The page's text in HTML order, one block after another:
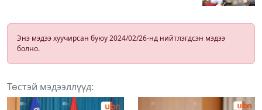
Энэ мэдээ хуучирсан буюу 2024/02/26-нд нийтлэгдсэн мэдээ
болно.
Төстэй мэдээллүүд: